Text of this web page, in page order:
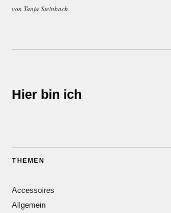
von Tanja Steinbach
Hier bin ich
THEMEN
Accessoires
Allgemein